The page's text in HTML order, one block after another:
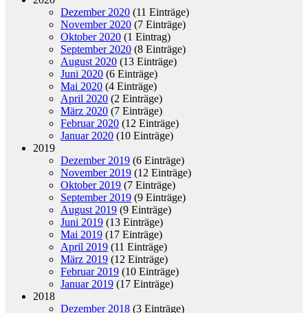
Dezember 2020 (11 Einträge)
November 2020 (7 Einträge)
Oktober 2020 (1 Eintrag)
September 2020 (8 Einträge)
August 2020 (13 Einträge)
Juni 2020 (6 Einträge)
Mai 2020 (4 Einträge)
April 2020 (2 Einträge)
März 2020 (7 Einträge)
Februar 2020 (12 Einträge)
Januar 2020 (10 Einträge)
2019
Dezember 2019 (6 Einträge)
November 2019 (12 Einträge)
Oktober 2019 (7 Einträge)
September 2019 (9 Einträge)
August 2019 (9 Einträge)
Juni 2019 (13 Einträge)
Mai 2019 (17 Einträge)
April 2019 (11 Einträge)
März 2019 (12 Einträge)
Februar 2019 (10 Einträge)
Januar 2019 (17 Einträge)
2018
Dezember 2018 (3 Einträge)